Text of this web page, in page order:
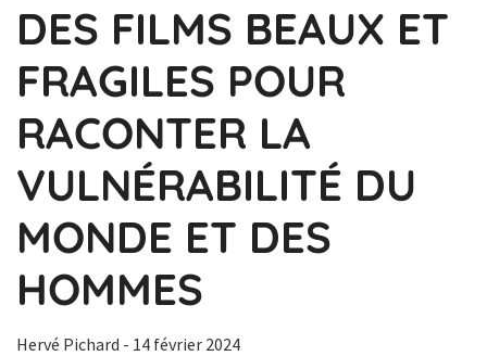
DES FILMS BEAUX ET
FRAGILES POUR
RACONTER LA
VULNÉRABILITÉ DU
MONDE ET DES
HOMMES
Hervé Pichard - 14 février 2024